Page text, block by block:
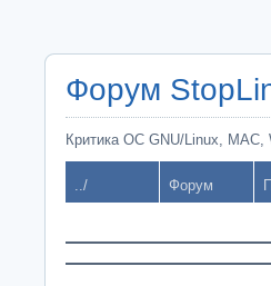
Форум
Критика ОС GNU/Linux, MAC,
../ Форум